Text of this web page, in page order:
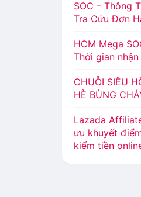
SOC – Thông
Tra Cứu Đơn
HCM Mega
Thời gian nhận
CHUỖI SIÊU
HÈ BÙNG
Lazada
ưu khuyết
kiếm tiền